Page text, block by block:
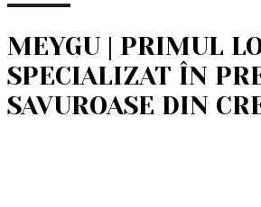
MEYGU | PRIMUL
SPECIALIZAT ÎN
SAVUROASE DIN